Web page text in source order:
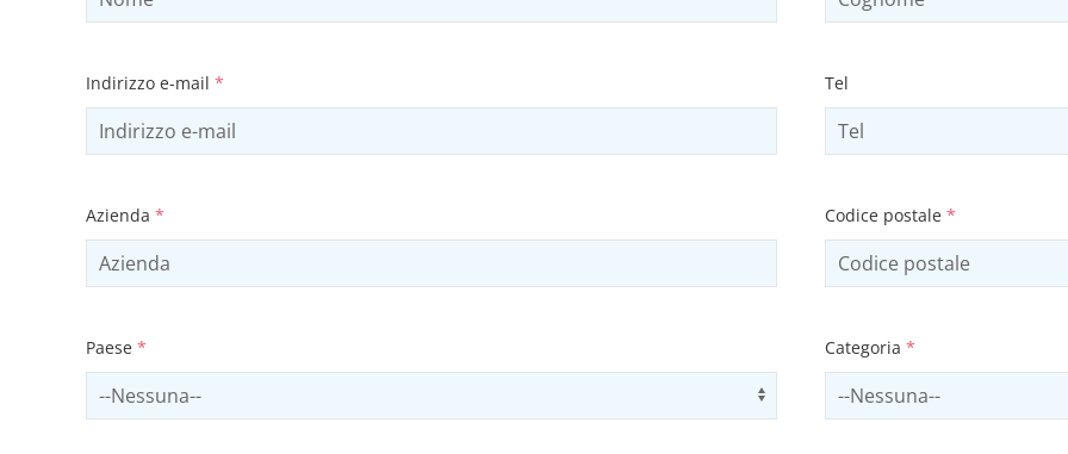
Indirizzo e-mail * Tel
Azienda * Codice postale *
Paese *
Select country Use arrow keys to navigate
Categoria *
Select contactCategory